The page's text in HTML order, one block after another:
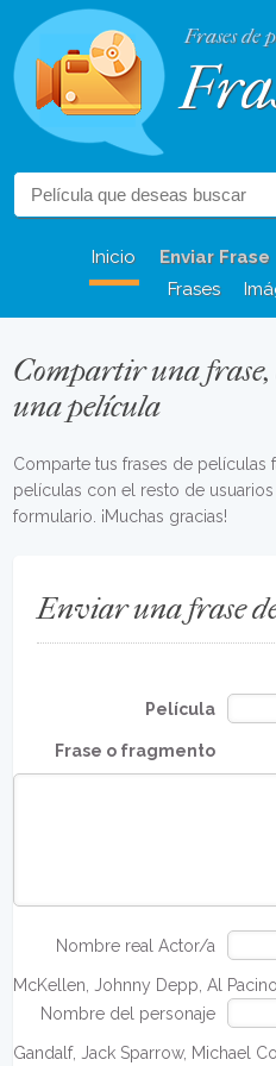
Frases de
Inicio Enviar Frase
Frases
Compartir una frase,
una película
Comparte tus frases de películas
películas con el resto de
formulario. ¡Muchas gracias!
Enviar una frase
Película
Frase o fragmento
Nombre real Actor/a
McKellen, Johnny Depp, Al
Nombre del personaje
Gandalf, Jack Sparrow, Michael